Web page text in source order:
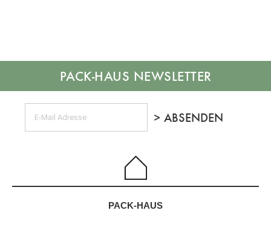
NEWSLETTER
PACK-HAUS